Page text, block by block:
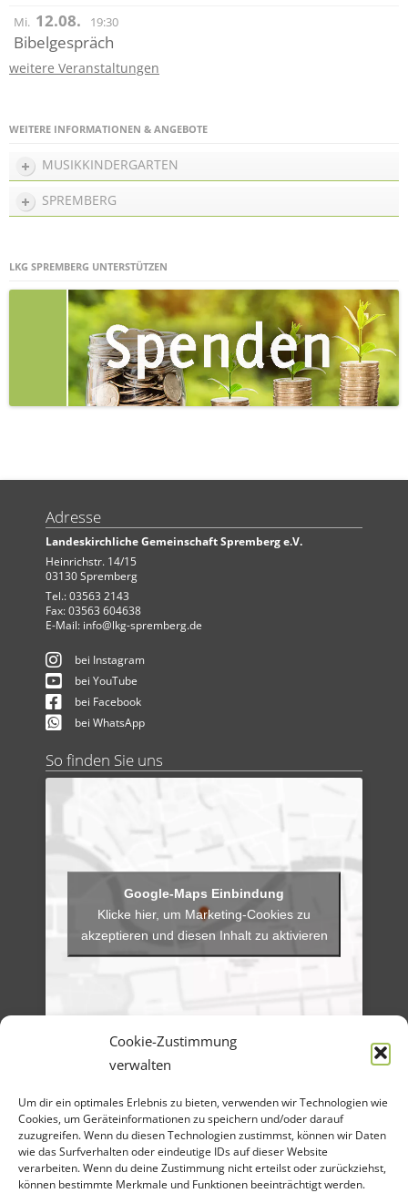
Cookie-Zustimmung
verwalten
Um dir ein optimales Erlebnis zu bieten, verwenden wir Technologien wie
Cookies, um Geräteinformationen zu speichern und/oder darauf
zuzugreifen. Wenn du diesen Technologien zustimmst, können wir Daten
wie das Surfverhalten oder eindeutige IDs auf dieser Website
verarbeiten. Wenn du deine Zustimmung nicht erteilst oder zurückziehst,
können bestimmte Merkmale und Funktionen beeinträchtigt werden.
Mi. 12.08. 19:30
Bibelgespräch
weitere Veranstaltungen
WEITERE INFORMATIONEN & ANGEBOTE
MUSIKKINDERGARTEN
SPREMBERG
LKG SPREMBERG UNTERSTÜTZEN
Adresse
Landeskirchliche Gemeinschaft Spremberg e.V.
Heinrichstr. 14/15
03130 Spremberg
Tel.: 03563 2143
Fax: 03563 604638
E-Mail: info@lkg-spremberg.de
bei Instagram
bei YouTube
bei Facebook
bei WhatsApp
So finden Sie uns
Klicke hier, um Marketing-Cookies zu
akzeptieren und diesen Inhalt zu aktivieren
Artikel-Archiv
Veranstaltungen
Angebote
Bilder-Galerien
Material
Spenden